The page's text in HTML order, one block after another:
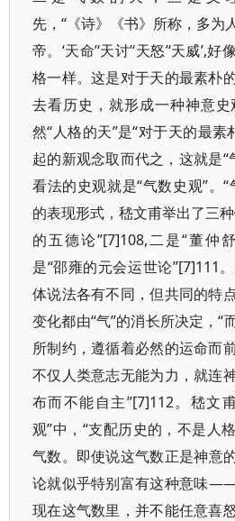
先，“《诗》《书》所称，多为
帝。‘天命’‘天讨’‘天怒’‘天威’,
格一样。这是对于天的最素朴
去看历史，就形成一种神意史
然“人格的天”是“对于天的最素
起的新观念取而代之，这就是“
看法的史观就是“气数史观”。
的表现形式，嵇文甫举出了三
的五德论”[7]108,二是“董仲
是“邵雍的元会运世论”[7]111
体说法各有不同，但共同的特
变化都由“气”的消长所决定，“
所制约，遵循着必然的运命而
不仅人类意志无能为力，就连
布而不能自主”[7]112。嵇文
观”中，“支配历史的，不是人
气数。即使说这气数正是神
论就似乎特别富有这种意味
现在这气数里，并不能任意喜